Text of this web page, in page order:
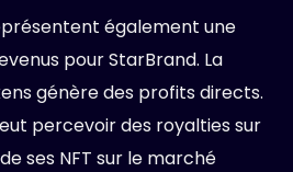
également une
pour StarBrand. La
génère des profits directs.
percevoir des royalties sur
ses NFT sur le marché